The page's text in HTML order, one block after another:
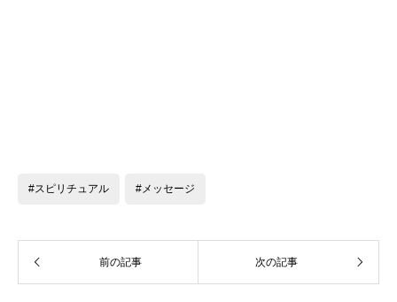
#スピリチュアル #メッセージ
前の記事 次の記事